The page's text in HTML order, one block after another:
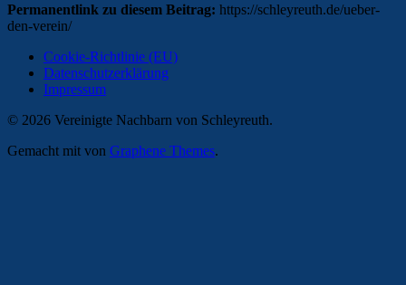
Permanentlink zu diesem Beitrag: https://schleyreuth.de/ueber-
den-verein/
Cookie-Richtlinie (EU)
Datenschutzerklärung
Impressum
© 2026 Vereinigte Nachbarn von Schleyreuth.
Gemacht mit von Graphene Themes.